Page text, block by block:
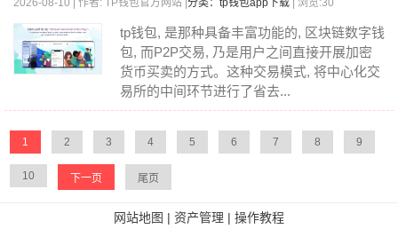
2026-08-10 | 作者: TP钱包官方网站 | 分类：tp钱包app下载 | 浏览:30
tp钱包, 是那种具备丰富功能的, 区块链数字钱
包, 而P2P交易, 乃是用户之间直接开展加密
货币买卖的方式。这种交易模式, 将中心化交
易所的中间环节进行了省去...
1 2 3 4 5 6 7 8 9
10 下一页 尾页
网站地图 | 资产管理 | 操作教程